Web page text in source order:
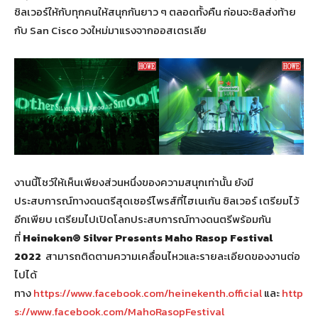
ชิลเวอร์ให้กับทุกคนให้สนุกกันยาว ๆ ตลอดทั้งคืน ก่อนจะชิลส่งท้าย
กับ San Cisco วงใหม่มาแรงจากออสเตรเลีย
งานนี้โชว์ให้เห็นเพียงส่วนหนึ่งของความสนุกเท่านั้น ยังมี
ประสบการณ์ทางดนตรีสุดเซอร์ไพรส์ที่ไฮเนเก้น ซิลเวอร์ เตรียมไว้
อีกเพียบ เตรียมไปเปิดโลกประสบการณ์ทางดนตรีพร้อมกัน
ที่Heineken® Silver Presents Maho Rasop Festival
2022 สามารถติดตามความเคลื่อนไหวและรายละเอียดของงานต่อ
ไปได้
ทางhttps://www.facebook.com/heinekenth.officialและhttp
s://www.facebook.com/MahoRasopFestival